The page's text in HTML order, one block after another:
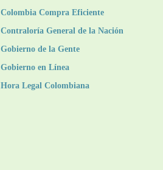
Colombia Compra Eficiente
Contraloría General de la Nación
Gobierno de la Gente
Gobierno en Línea
Hora Legal Colombiana